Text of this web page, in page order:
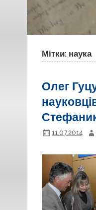
Мітки: наука
Олег
11.07.2014